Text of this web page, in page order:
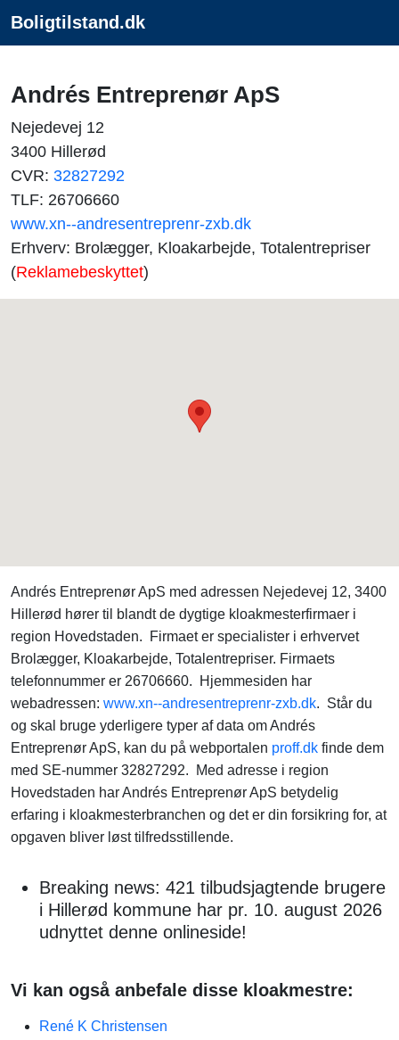
Boligtilstand.dk
Andrés Entreprenør ApS
Nejedevej 12
3400 Hillerød
CVR: 32827292
TLF: 26706660
www.xn--andresentreprenr-zxb.dk
Erhverv: Brolægger, Kloakarbejde, Totalentrepriser
(Reklamebeskyttet)
Andrés Entreprenør ApS med adressen Nejedevej 12, 3400
Hillerød hører til blandt de dygtige kloakmesterfirmaer i
region Hovedstaden. Firmaet er specialister i erhvervet
Brolægger, Kloakarbejde, Totalentrepriser. Firmaets
telefonnummer er 26706660. Hjemmesiden har
webadressen: www.xn--andresentreprenr-zxb.dk. Står du
og skal bruge yderligere typer af data om Andrés
Entreprenør ApS, kan du på webportalen proff.dk finde dem
med SE-nummer 32827292. Med adresse i region
Hovedstaden har Andrés Entreprenør ApS betydelig
erfaring i kloakmesterbranchen og det er din forsikring for, at
opgaven bliver løst tilfredsstillende.
Breaking news: 421 tilbudsjagtende brugere
i Hillerød kommune har pr. 10. august 2026
udnyttet denne onlineside!
Vi kan også anbefale disse kloakmestre:
René K Christensen